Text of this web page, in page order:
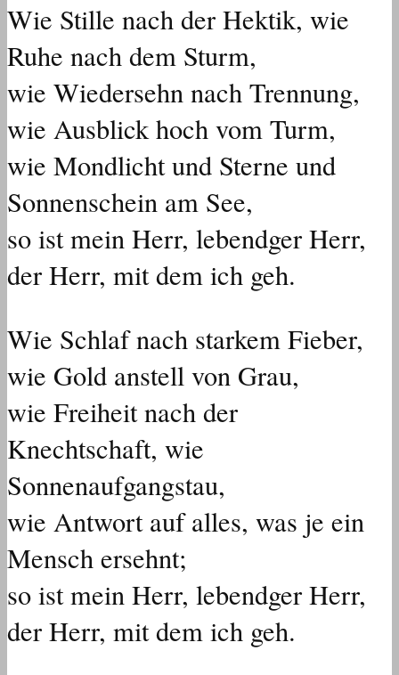
Wie Stille nach der Hektik, wie
Ruhe nach dem Sturm,
wie Wiedersehn nach Trennung,
wie Ausblick hoch vom Turm,
wie Mondlicht und Sterne und
Sonnenschein am See,
so ist mein Herr, lebendger Herr,
der Herr, mit dem ich geh.
Wie Schlaf nach starkem Fieber,
wie Gold anstell von Grau,
wie Freiheit nach der
Knechtschaft, wie
Sonnenaufgangstau,
wie Antwort auf alles, was je ein
Mensch ersehnt;
so ist mein Herr, lebendger Herr,
der Herr, mit dem ich geh.